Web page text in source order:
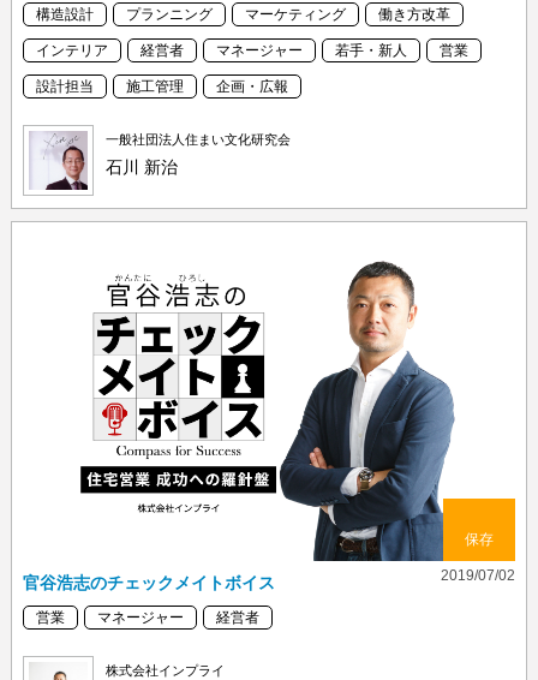
構造設計 プランニング マーケティング 働き方改革
インテリア 経営者 マネージャー 若手・新人 営業
設計担当 施工管理 企画・広報
一般社団法人住まい文化研究会
石川 新治
保存
2019/07/02
官谷浩志のチェックメイトボイス
営業 マネージャー 経営者
株式会社インプライ